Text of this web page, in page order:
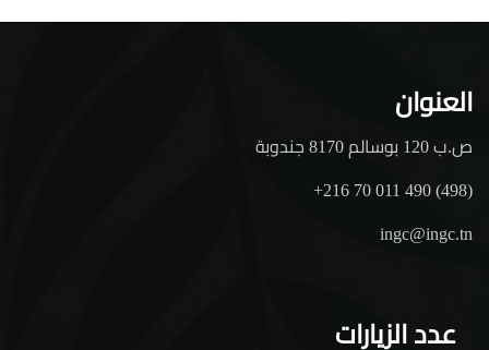
العنوان
ص.ب 120 بوسالم 8170 جندوبة
+216 70 011 490 (498)
ingc@ingc.tn
عدد الزيارات